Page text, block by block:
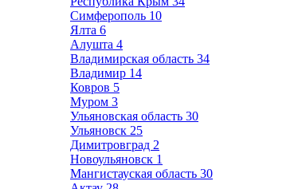
Симферополь 10
Ялта 6
Алушта 4
Владимирская область 34
Владимир 14
Ковров 5
Муром 3
Ульяновская область 30
Ульяновск 25
Димитровград 2
Новоульяновск 1
Мангистауская область 30